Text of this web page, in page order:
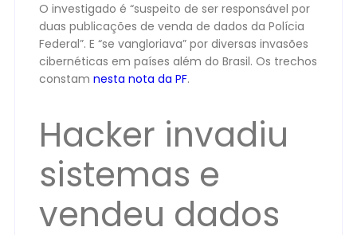
O investigado é “suspeito de ser responsável por
duas publicações de venda de dados da Polícia
Federal”. E “se vangloriava” por diversas invasões
cibernéticas em países além do Brasil. Os trechos
constam nesta nota da PF.
Hacker invadiu
sistemas e
vendeu dados